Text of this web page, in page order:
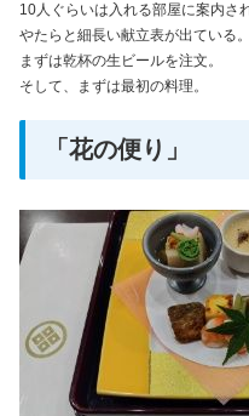
10人ぐらいは入れる部屋に案内さ
やたらと細長い献立表が出ている。
まずは乾杯の生ビールを注文。
そして、まずは最初の料理。
「花の便り」